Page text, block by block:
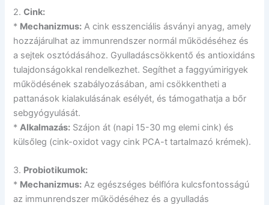
2.Cink:
* Mechanizmus: A cink esszenciális ásványi anyag, amely
hozzájárulhat az immunrendszer normál működéséhez és
a sejtek osztódásához. Gyulladáscsökkentő és antioxidáns
tulajdonságokkal rendelkezhet. Segíthet a faggyúmirigyek
működésének szabályozásában, ami csökkentheti a
pattanások kialakulásának esélyét, és támogathatja a bőr
sebgyógyulását.
* Alkalmazás: Szájon át (napi 15-30 mg elemi cink) és
külsőleg (cink-oxidot vagy cink PCA-t tartalmazó krémek).
3. Probiotikumok:
* Mechanizmus: Az egészséges bélflóra kulcsfontosságú
az immunrendszer működéséhez és a gyulladás